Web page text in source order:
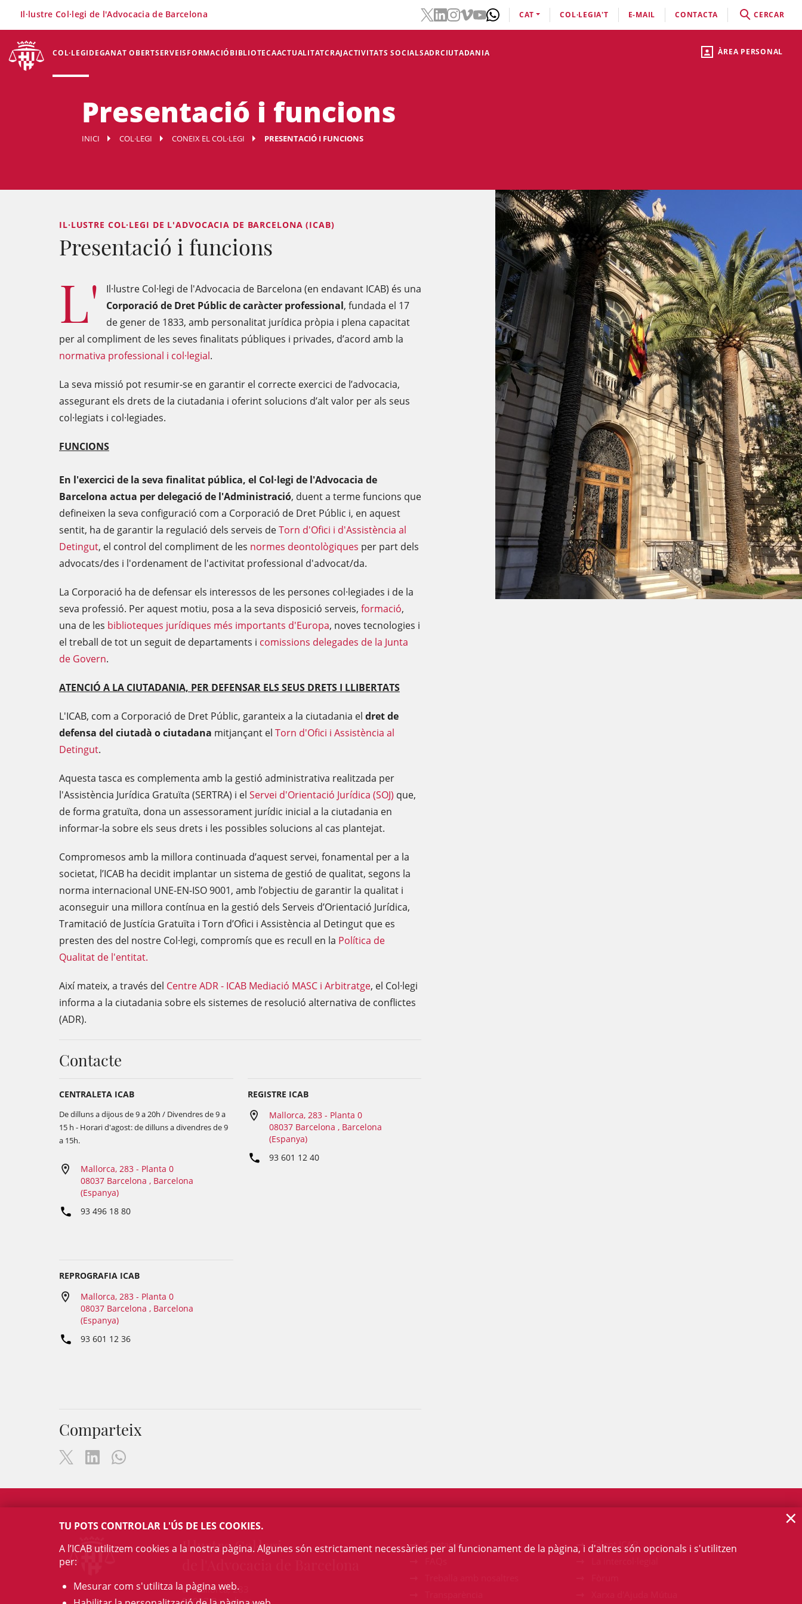
ÀREA PERSONAL
COL·LEGIDEGANAT OBERTSERVEISFORMACIÓBIBLIOTECAACTUALITATCRAJACTIVITATS SOCIALSADRCIUTADANIA
Il·lustre Col·legi de l'Advocacia de Barcelona CAT COL·LEGIA'T E-MAIL CONTACTA CERCAR
Presentació i funcions
INICI COL·LEGI CONEIX EL COL·LEGI PRESENTACIÓ I FUNCIONS
IL·LUSTRE COL·LEGI DE L'ADVOCACIA DE BARCELONA (ICAB)
Presentació i funcions
L'
Il·lustre Col·legi de l'Advocacia de Barcelona (en endavant ICAB) és una
Corporació de Dret Públic de caràcter professional, fundada el 17
de gener de 1833, amb personalitat jurídica pròpia i plena capacitat
per al compliment de les seves finalitats públiques i privades, d’acord amb la
normativa professional i col·legial.
La seva missió pot resumir-se en garantir el correcte exercici de l’advocacia,
assegurant els drets de la ciutadania i oferint solucions d’alt valor per als seus
col·legiats i col·legiades.
FUNCIONS
En l'exercici de la seva finalitat pública, el Col·legi de l'Advocacia de
Barcelona actua per delegació de l'Administració, duent a terme funcions que
defineixen la seva configuració com a Corporació de Dret Públic i, en aquest
sentit, ha de garantir la regulació dels serveis deTorn d'Ofici i d'Assistència al
Detingut, el control del compliment de les normes deontològiques per part dels
advocats/des i l'ordenament de l'activitat professional d'advocat/da.
La Corporació ha de defensar els interessos de les persones col·legiades i de la
seva professió. Per aquest motiu, posa a la seva disposició serveis, formació,
una de les biblioteques jurídiques més importants d'Europa, noves tecnologies i
el treball de tot un seguit de departaments i comissions delegades de la Junta
de Govern.
ATENCIÓ A LA CIUTADANIA, PER DEFENSAR ELS SEUS DRETS I LLIBERTATS
L'ICAB, com a Corporació de Dret Públic, garanteix a la ciutadania el dret de
defensa del ciutadà o ciutadana mitjançant el Torn d'Ofici i Assistència al
Detingut.
Aquesta tasca es complementa amb la gestió administrativa realitzada per
l'Assistència Jurídica Gratuïta (SERTRA) i el Servei d'Orientació Jurídica (SOJ) que,
de forma gratuïta, dona un assessorament jurídic inicial a la ciutadania en
informar-la sobre els seus drets i les possibles solucions al cas plantejat.
Compromesos amb la millora continuada d’aquest servei, fonamental per a la
societat, l’ICAB ha decidit implantar un sistema de gestió de qualitat, segons la
norma internacional UNE-EN-ISO 9001, amb l’objectiu de garantir la qualitat i
aconseguir una millora contínua en la gestió dels Serveis d’Orientació Jurídica,
Tramitació de Justícia Gratuïta i Torn d’Ofici i Assistència al Detingut que es
presten des del nostre Col·legi, compromís que es recull en la Política de
Qualitat de l'entitat.
Així mateix, a través del Centre ADR - ICAB Mediació MASC i Arbitratge, el Col·legi
informa a la ciutadania sobre els sistemes de resolució alternativa de conflictes
(ADR).
Contacte
CENTRALETA ICAB
De dilluns a dijous de 9 a 20h / Divendres de 9 a
15 h - Horari d'agost: de dilluns a divendres de 9
a 15h.
Mallorca, 283 - Planta 0
08037 Barcelona , Barcelona
(Espanya)
93 496 18 80
REGISTRE ICAB
Mallorca, 283 - Planta 0
08037 Barcelona , Barcelona
(Espanya)
93 601 12 40
REPROGRAFIA ICAB
Mallorca, 283 - Planta 0
08037 Barcelona , Barcelona
(Espanya)
93 601 12 36
Comparteix
Il·lustre Col·legi
c/ Mallorca, 283
08037 Barcelona
Contacte
Talent ICAB
TU POTS CONTROLAR L'ÚS DE LES COOKIES.
A l’ICAB utilitzem cookies a la nostra pàgina. Algunes són estrictament necessàries per al funcionament de la pàgina, i d'altres són opcionals i s'utilitzen
per:
Mesurar com s'utilitza la pàgina web.
×